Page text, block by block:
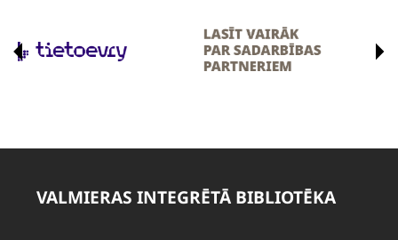
VALMIERAS INTEGRĒTĀ BIBLIOTĒKA